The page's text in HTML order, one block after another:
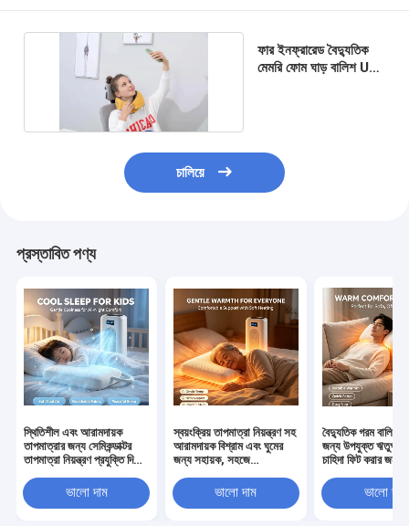
ফার ইনফ্রারেড বৈদ্যুতিক
মেমরি ফোম ঘাড় বালিশ U
চালিয়ে
প্রস্তাবিত পণ্য
স্থিতিশীল এবং আরামদায়ক
তাপমাত্রার জন্য সেমিকন্ডাক্টর
তাপমাত্রা নিয়ন্ত্রণ প্রযুক্তি দিয়ে
ভালো দাম
স্বয়ংক্রিয় তাপমাত্রা নিয়ন্ত্রণ সহ
আরামদায়ক বিশ্রাম এবং ঘুমের
জন্য সহায়ক, সহজে
হিটিং পিলো ভালো দাম
বৈদ্যুতিক গরম বালিশ
জন্য উপযুক্ত ঋতুগত
চাহিদা ফিট করার
ভালো দাম